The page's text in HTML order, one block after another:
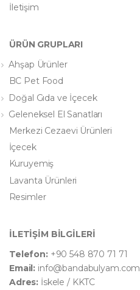
İletişim
ÜRÜN GRUPLARI
Ahşap Ürünler
BC Pet Food
Doğal Gıda ve İçecek
Geleneksel El Sanatları
Merkezi Cezaevi Ürünleri
İçecek
Kuruyemiş
Lavanta Ürünleri
Resimler
İLETİŞİM BİLGİLERİ
Telefon: +90 548 870 71 71
Email: info@bandabulyam.com
Adres: İskele / KKTC